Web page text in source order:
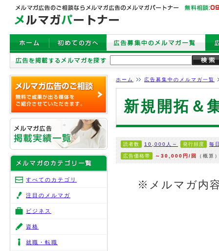
ホーム 広告募集中のメルマガ一覧
新規開拓＆
読者数 10,000人～ 発行頻度 毎
広告価格帯 ～30,000円/回（概算
※メルマガ内
すべてのカテゴリ
注目のメルマガ
ビジネス
資格
就職・転職